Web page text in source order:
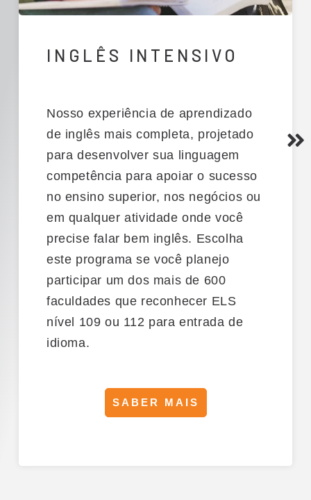
INGLÊS INTENSIVO
Nosso experiência de aprendizado
de inglês mais completa, projetado
para desenvolver sua linguagem
competência para apoiar o sucesso
no ensino superior, nos negócios ou
em qualquer atividade onde você
precise falar bem inglês. Escolha
este programa se você planejo
participar um dos mais de 600
faculdades que reconhecer ELS
nível 109 ou 112 para entrada de
idioma.
SABER MAIS